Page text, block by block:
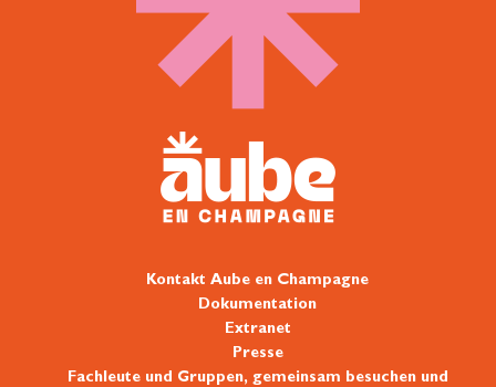
Kontakt Aube en Champagne
Dokumentation
Extranet
Presse
Fachleute und Gruppen, gemeinsam besuchen und